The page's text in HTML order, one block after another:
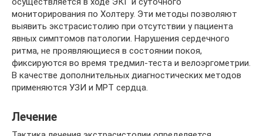
мониторирования по Холтеру. Эти методы позволяют
выявить экстрасистолию при отсутствии у пациента
явных симптомов патологии. Нарушения сердечного
ритма, не проявляющиеся в состоянии покоя,
фиксируются во время тредмил-теста и велоэргометрии.
В качестве дополнительных диагностических методов
применяются УЗИ и МРТ сердца.
Лечение